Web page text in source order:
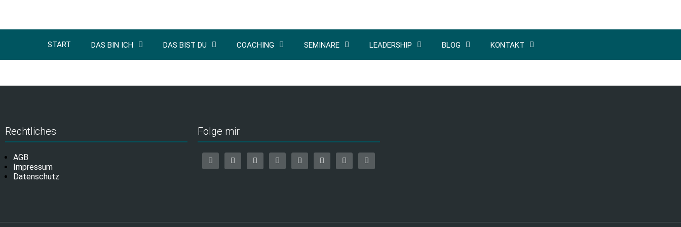
START DAS BIN ICH DAS BIST DU COACHING SEMINARE LEADERSHIP BLOG KONTAKT
Rechtliches
AGB
Impressum
Datenschutz
Folge mir